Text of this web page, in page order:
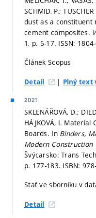
SCHMID, P.;
dust as a constituent
cement composites.
1, p. 5-17. ISSN:
Článek Scopus
Detail | Plný text
2021
SKLENÁŘOVÁ, D.;
HÁJKOVÁ, I.
Boards. In Binders,
Modern Construction
Švýcarsko: Trans
p. 177-183. ISBN:
Stať ve sborníku v
Detail